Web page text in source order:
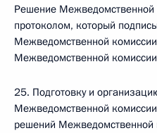
Решение Межведомственной
протоколом, который
Межведомственной
Межведомственной
25. Подготовку и
Межведомственной
решений